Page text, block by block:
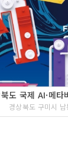
도 국제 AI·메타
경상북도 구미시 남